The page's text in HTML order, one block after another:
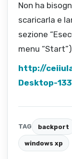
Non ha
scaricarla e
sezione
menu
http://
Desktop-
TAG backport
windows xp